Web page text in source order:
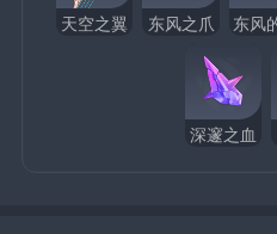
天空之翼 东风之爪
深邃之血